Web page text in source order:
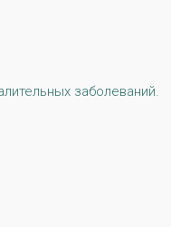
заболеваний.